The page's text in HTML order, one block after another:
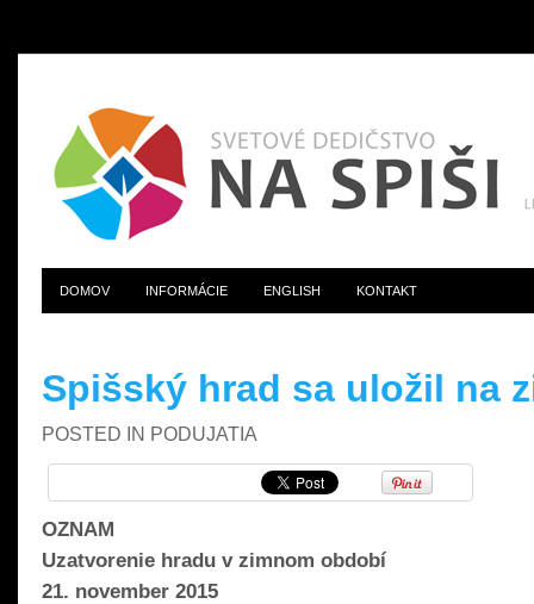
DOMOV INFORMÁCIE ENGLISH KONTAKT
Spišský hrad sa uložil na
POSTED IN PODUJATIA
OZNAM
Uzatvorenie hradu v zimnom období
21. november 2015